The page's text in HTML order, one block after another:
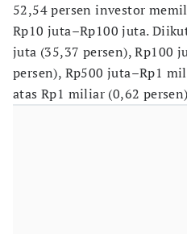
52,54 persen investor
Rp10 juta–Rp100 juta.
juta (35,37 persen), Rp100
persen), Rp500 juta–Rp1
atas Rp1 miliar (0,62